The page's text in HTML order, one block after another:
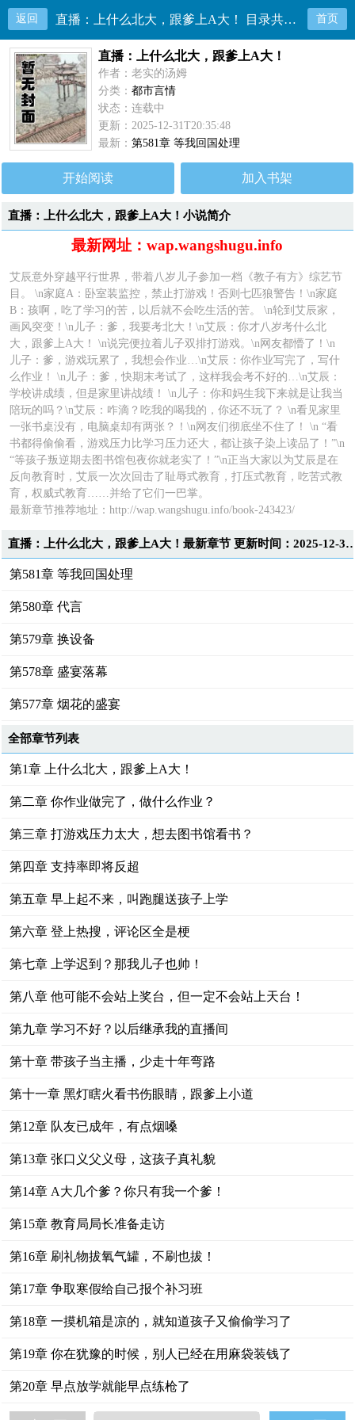
返回 直播：上什么北大，跟爹上A大！ 目录共581章 首页
直播：上什么北大，跟爹上A大！
作者：老实的汤姆
分类：都市言情
状态：连载中
更新：2025-12-31T20:35:48
最新：第581章 等我回国处理
开始阅读 加入书架
直播：上什么北大，跟爹上A大！小说简介
最新网址：wap.wangshugu.info
艾辰意外穿越平行世界，带着八岁儿子参加一档《教子有方》综艺节
目。 \n家庭A：卧室装监控，禁止打游戏！否则七匹狼警告！\n家庭
B：孩啊，吃了学习的苦，以后就不会吃生活的苦。 \n轮到艾辰家，
画风突变！\n儿子：爹，我要考北大！\n艾辰：你才八岁考什么北
大，跟爹上A大！ \n说完便拉着儿子双排打游戏。\n网友都懵了！\n
儿子：爹，游戏玩累了，我想会作业…\n艾辰：你作业写完了，写什
么作业！ \n儿子：爹，快期末考试了，这样我会考不好的…\n艾辰：
学校讲成绩，但是家里讲战绩！ \n儿子：你和妈生我下来就是让我当
陪玩的吗？\n艾辰：咋滴？吃我的喝我的，你还不玩了？ \n看见家里
一张书桌没有，电脑桌却有两张？！\n网友们彻底坐不住了！ \n “看
书都得偷偷看，游戏压力比学习压力还大，都让孩子染上读品了！”\n
“等孩子叛逆期去图书馆包夜你就老实了！”\n正当大家以为艾辰是在
反向教育时，艾辰一次次回击了耻辱式教育，打压式教育，吃苦式教
育，权威式教育……并给了它们一巴掌。
最新章节推荐地址：http://wap.wangshugu.info/book-243423/
直播：上什么北大，跟爹上A大！最新章节 更
第581章 等我回国处理
第580章 代言
第579章 换设备
第578章 盛宴落幕
第577章 烟花的盛宴
全部章节列表
第1章 上什么北大，跟爹上A大！
第二章 你作业做完了，做什么作业？
第三章 打游戏压力太大，想去图书馆看书？
第四章 支持率即将反超
第五章 早上起不来，叫跑腿送孩子上学
第六章 登上热搜，评论区全是梗
第七章 上学迟到？那我儿子也帅！
第八章 他可能不会站上奖台，但一定不会站上天台！
第九章 学习不好？以后继承我的直播间
第十章 带孩子当主播，少走十年弯路
第十一章 黑灯瞎火看书伤眼睛，跟爹上小道
第12章 队友已成年，有点烟嗓
第13章 张口义父义母，这孩子真礼貌
第14章 A大几个爹？你只有我一个爹！
第15章 教育局局长准备走访
第16章 刷礼物拔氧气罐，不刷也拔！
第17章 争取寒假给自己报个补习班
第18章 一摸机箱是凉的，就知道孩子又偷偷学习了
第19章 你在犹豫的时候，别人已经在用麻袋装钱了
第20章 早点放学就能早点练枪了